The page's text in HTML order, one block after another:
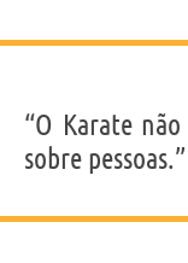
“O Karate
sobre pessoas.”